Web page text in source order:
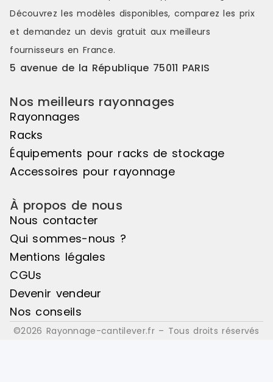
distinctes et attrayantes. Le pas de
50mm vous offre une véritable
liberté d'utilisation. Veuillez noter
que cet élément suivant ne peut
autonome, il doit être associé à
ensemble harmonieux. Couleur
principale : Noir, Matière principale
: Bois
distinctes
50mm
Découvrez les modèles disponibles, comparez les prix
et demandez un devis gratuit aux meilleurs
fournisseurs en France.
5 avenue de la République 75011 PARIS
Nos meilleurs rayonnages
Rayonnages
Racks
Équipements pour racks de stockage
Accessoires pour rayonnage
À propos de nous
Nous contacter
Qui sommes-nous ?
Mentions légales
CGUs
Devenir vendeur
Nos conseils
©2026 Rayonnage-cantilever.fr – Tous droits réservés